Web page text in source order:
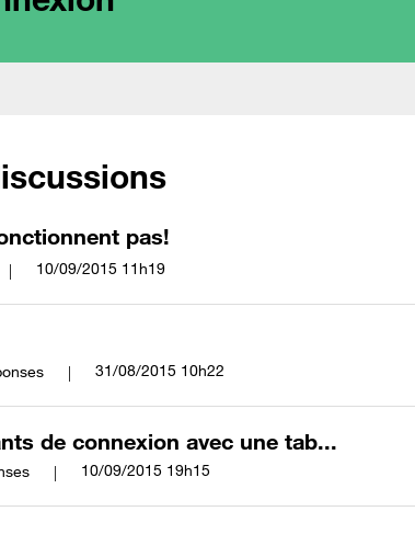
pas!
‎10/09/2015 11h19
‎31/08/2015 10h22
de connexion avec une tab...
‎10/09/2015 19h15